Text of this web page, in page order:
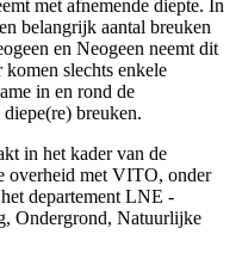
met afnemende diepte. In
belangrijk aantal breuken
en Neogeen neemt dit
slechts enkele
in en rond de
breuken.
in het kader van de
overheid met VITO, onder
departement LNE -
Ondergrond, Natuurlijke